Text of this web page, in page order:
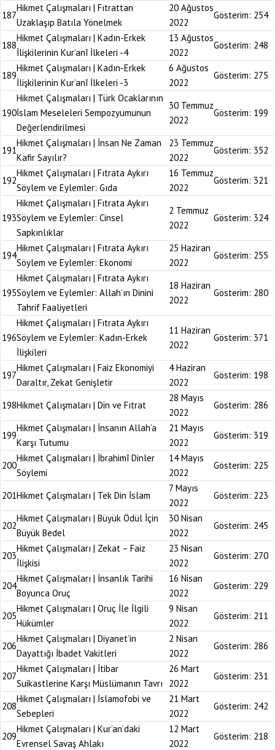
187
Hikmet Çalışmaları | Fıtrattan
Uzaklaşıp Batıla Yönelmek
20 Ağustos
2022
Gösterim: 254
188
Hikmet Çalışmaları | Kadın-Erkek
İlişkilerinin Kur’anî İlkeleri -4
13 Ağustos
2022
Gösterim: 248
189
Hikmet Çalışmaları | Kadın-Erkek
İlişkilerinin Kur’anî İlkeleri -3
6 Ağustos
2022
Gösterim: 275
190
Hikmet Çalışmaları | Türk Ocaklarının
İslam Meseleleri Sempozyumunun
Değerlendirilmesi
30 Temmuz
2022
Gösterim: 199
191
Hikmet Çalışmaları | İnsan Ne Zaman
Kafir Sayılır?
23 Temmuz
2022
Gösterim: 352
192
Hikmet Çalışmaları | Fıtrata Aykırı
Söylem ve Eylemler: Gıda
16 Temmuz
2022
Gösterim: 321
193
Hikmet Çalışmaları | Fıtrata Aykırı
Söylem ve Eylemler: Cinsel
Sapkınlıklar
2 Temmuz
2022
Gösterim: 324
194
Hikmet Çalışmaları | Fıtrata Aykırı
Söylem ve Eylemler: Ekonomi
25 Haziran
2022
Gösterim: 255
195
Hikmet Çalışmaları | Fıtrata Aykırı
Söylem ve Eylemler: Allah’ın Dinini
Tahrif Faaliyetleri
18 Haziran
2022
Gösterim: 280
196
Hikmet Çalışmaları | Fıtrata Aykırı
Söylem ve Eylemler: Kadın-Erkek
İlişkileri
11 Haziran
2022
Gösterim: 371
197
Hikmet Çalışmaları | Faiz Ekonomiyi
Daraltır, Zekat Genişletir
4 Haziran
2022
Gösterim: 198
198Hikmet Çalışmaları | Din ve Fıtrat
28 Mayıs
2022
Gösterim: 286
199
Hikmet Çalışmaları | İnsanın Allah’a
Karşı Tutumu
21 Mayıs
2022
Gösterim: 319
200
Hikmet Çalışmaları | İbrahimî Dinler
Söylemi
14 Mayıs
2022
Gösterim: 225
201Hikmet Çalışmaları | Tek Din İslam
7 Mayıs
2022
Gösterim: 223
202
Hikmet Çalışmaları | Büyük Ödül İçin
Büyük Bedel
30 Nisan
2022
Gösterim: 245
203
Hikmet Çalışmaları | Zekat – Faiz
İlişkisi
23 Nisan
2022
Gösterim: 270
204
Hikmet Çalışmaları | İnsanlık Tarihi
Boyunca Oruç
16 Nisan
2022
Gösterim: 229
205
Hikmet Çalışmaları | Oruç İle İlgili
Hükümler
9 Nisan
2022
Gösterim: 211
206
Hikmet Çalışmaları | Diyanet’in
Dayattığı İbadet Vakitleri
2 Nisan
2022
Gösterim: 286
207
Hikmet Çalışmaları | İtibar
Suikastlerine Karşı Müslümanın Tavrı
26 Mart
2022
Gösterim: 231
208
Hikmet Çalışmaları | İslamofobi ve
Sebepleri
21 Mart
2022
Gösterim: 242
209
Hikmet Çalışmaları | Kur’an’daki
Evrensel Savaş Ahlakı
12 Mart
2022
Gösterim: 218